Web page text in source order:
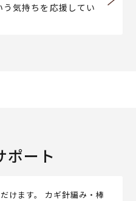
気持ちを応援してい
ポート
けます。 カギ針編み・棒